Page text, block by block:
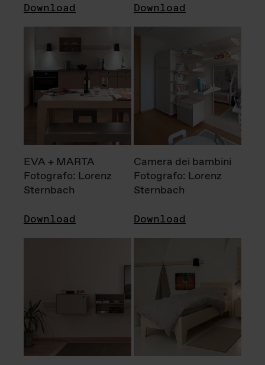
Download Download
EVA + MARTA
Fotografo: Lorenz
Sternbach
Download
Camera dei bambini
Fotografo: Lorenz
Sternbach
Download